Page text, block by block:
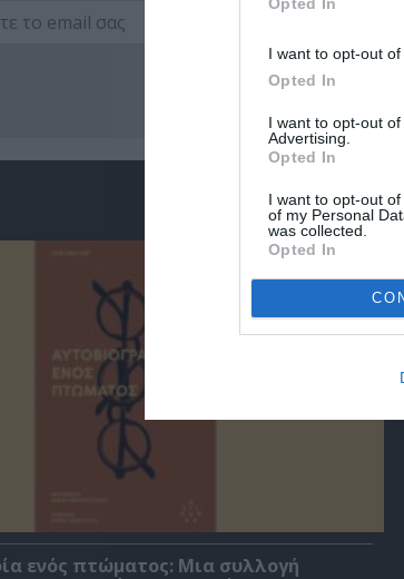
I want to opt-out
Opted In
I want to opt-out
Advertising.
Opted In
I want to opt-out
of my Personal
was collected.
Opted In
Ακολουθήστε
ενός πτώματος: Μια συλλογή